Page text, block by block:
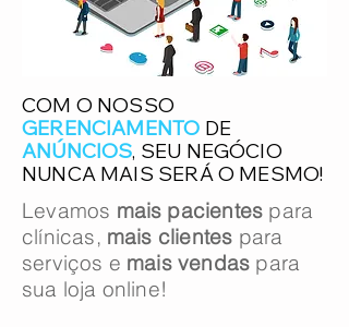
COM O NOSSO
GERENCIAMENTO DE
ANÚNCIOS, SEU NEGÓCIO
NUNCA MAIS SERÁ O MESMO!
Levamos mais pacientes para
clínicas, mais clientes para
serviços e mais vendas para
sua loja online!